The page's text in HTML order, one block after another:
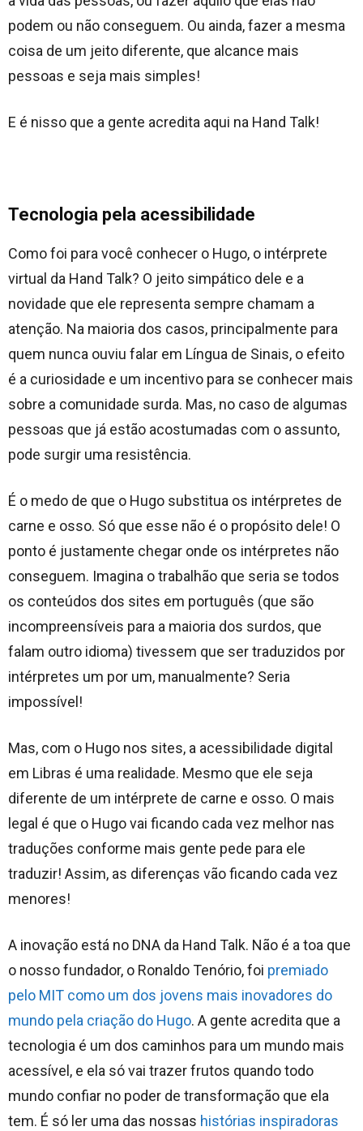
podem ou não conseguem. Ou ainda, fazer a mesma
coisa de um jeito diferente, que alcance mais
pessoas e seja mais simples!
E é nisso que a gente acredita aqui na Hand Talk!
Tecnologia pela acessibilidade
Como foi para você conhecer o Hugo, o intérprete
virtual da Hand Talk? O jeito simpático dele e a
novidade que ele representa sempre chamam a
atenção. Na maioria dos casos, principalmente para
quem nunca ouviu falar em Língua de Sinais, o efeito
é a curiosidade e um incentivo para se conhecer mais
sobre a comunidade surda. Mas, no caso de algumas
pessoas que já estão acostumadas com o assunto,
pode surgir uma resistência.
É o medo de que o Hugo substitua os intérpretes de
carne e osso. Só que esse não é o propósito dele! O
ponto é justamente chegar onde os intérpretes não
conseguem. Imagina o trabalhão que seria se todos
os conteúdos dos sites em português (que são
incompreensíveis para a maioria dos surdos, que
falam outro idioma) tivessem que ser traduzidos por
intérpretes um por um, manualmente? Seria
impossível!
Mas, com o Hugo nos sites, a acessibilidade digital
em Libras é uma realidade. Mesmo que ele seja
diferente de um intérprete de carne e osso. O mais
legal é que o Hugo vai ficando cada vez melhor nas
traduções conforme mais gente pede para ele
traduzir! Assim, as diferenças vão ficando cada vez
menores!
A inovação está no DNA da Hand Talk. Não é a toa que
o nosso fundador, o Ronaldo Tenório, foi premiado
pelo MIT como um dos jovens mais inovadores do
mundo pela criação do Hugo. A gente acredita que a
tecnologia é um dos caminhos para um mundo mais
acessível, e ela só vai trazer frutos quando todo
mundo confiar no poder de transformação que ela
tem. É só ler uma das nossas histórias inspiradoras